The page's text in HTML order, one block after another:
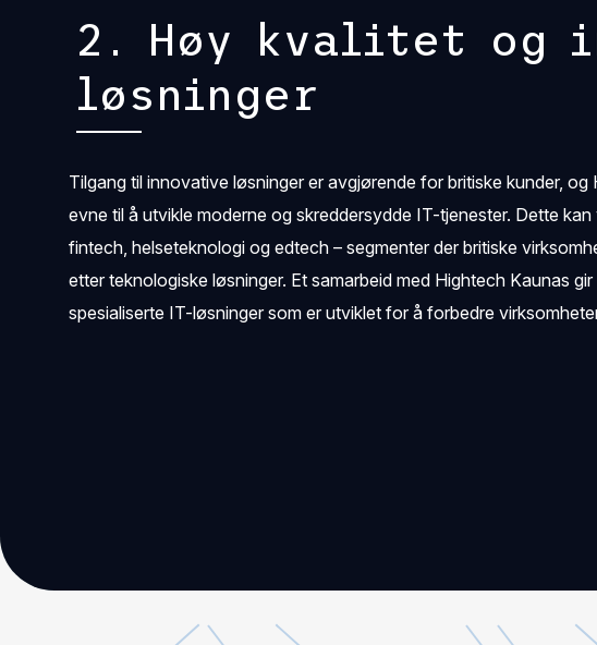
2. Høy kvalitet og
løsninger
Tilgang til innovative løsninger er avgjørende for britiske kunder,
evne til å utvikle moderne og skreddersydde IT-tjenester. Dette
fintech, helseteknologi og edtech – segmenter der britiske
etter teknologiske løsninger. Et samarbeid med Hightech Kaunas
spesialiserte IT-løsninger som er utviklet for å forbedre